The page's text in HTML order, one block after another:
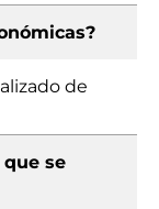
de
se